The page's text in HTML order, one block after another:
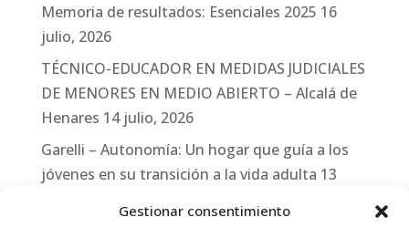
Gestionar consentimiento
Memoria de resultados: Esenciales 2025 16
julio, 2026
TÉCNICO-EDUCADOR EN MEDIDAS JUDICIALES
DE MENORES EN MEDIO ABIERTO – Alcalá de
Henares 14 julio, 2026
Garelli – Autonomía: Un hogar que guía a los
jóvenes en su transición a la vida adulta 13